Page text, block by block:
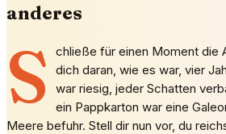
anderes
S
chließe für einen Moment die
dich daran, wie es war, vier
war riesig, jeder Schatten
ein Pappkarton war eine
Meere befuhr. Stell dir nun vor, du